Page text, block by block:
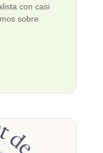
con casi
sobre